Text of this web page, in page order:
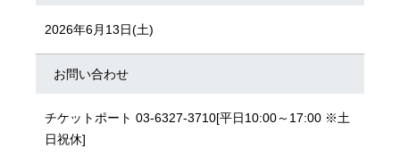
2026年6月13日(土)
お問い合わせ
チケットポート 03-6327-3710[平日10:00～17:00 ※土
日祝休]